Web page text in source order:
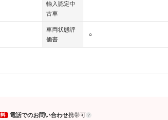
輸入認定中
古車
－
車両状態評
価書
○
電話でのお問い合わせ携帯可